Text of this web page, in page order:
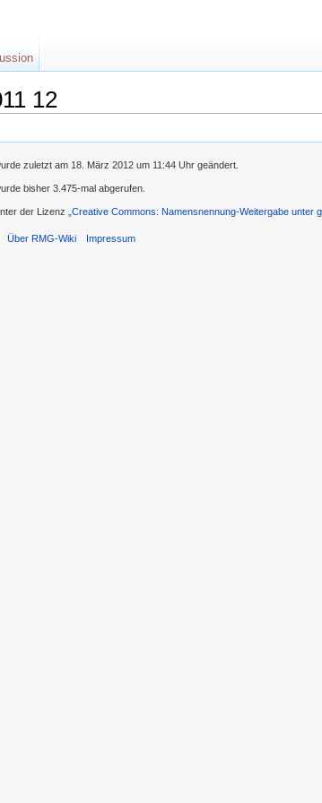
12
zuletzt am 18. März 2012 um 11:44 Uhr geändert.
bisher 3.475-mal abgerufen.
der Lizenz „Creative Commons: Namensnennung-Weitergabe unter
Über RMG-Wiki Impressum